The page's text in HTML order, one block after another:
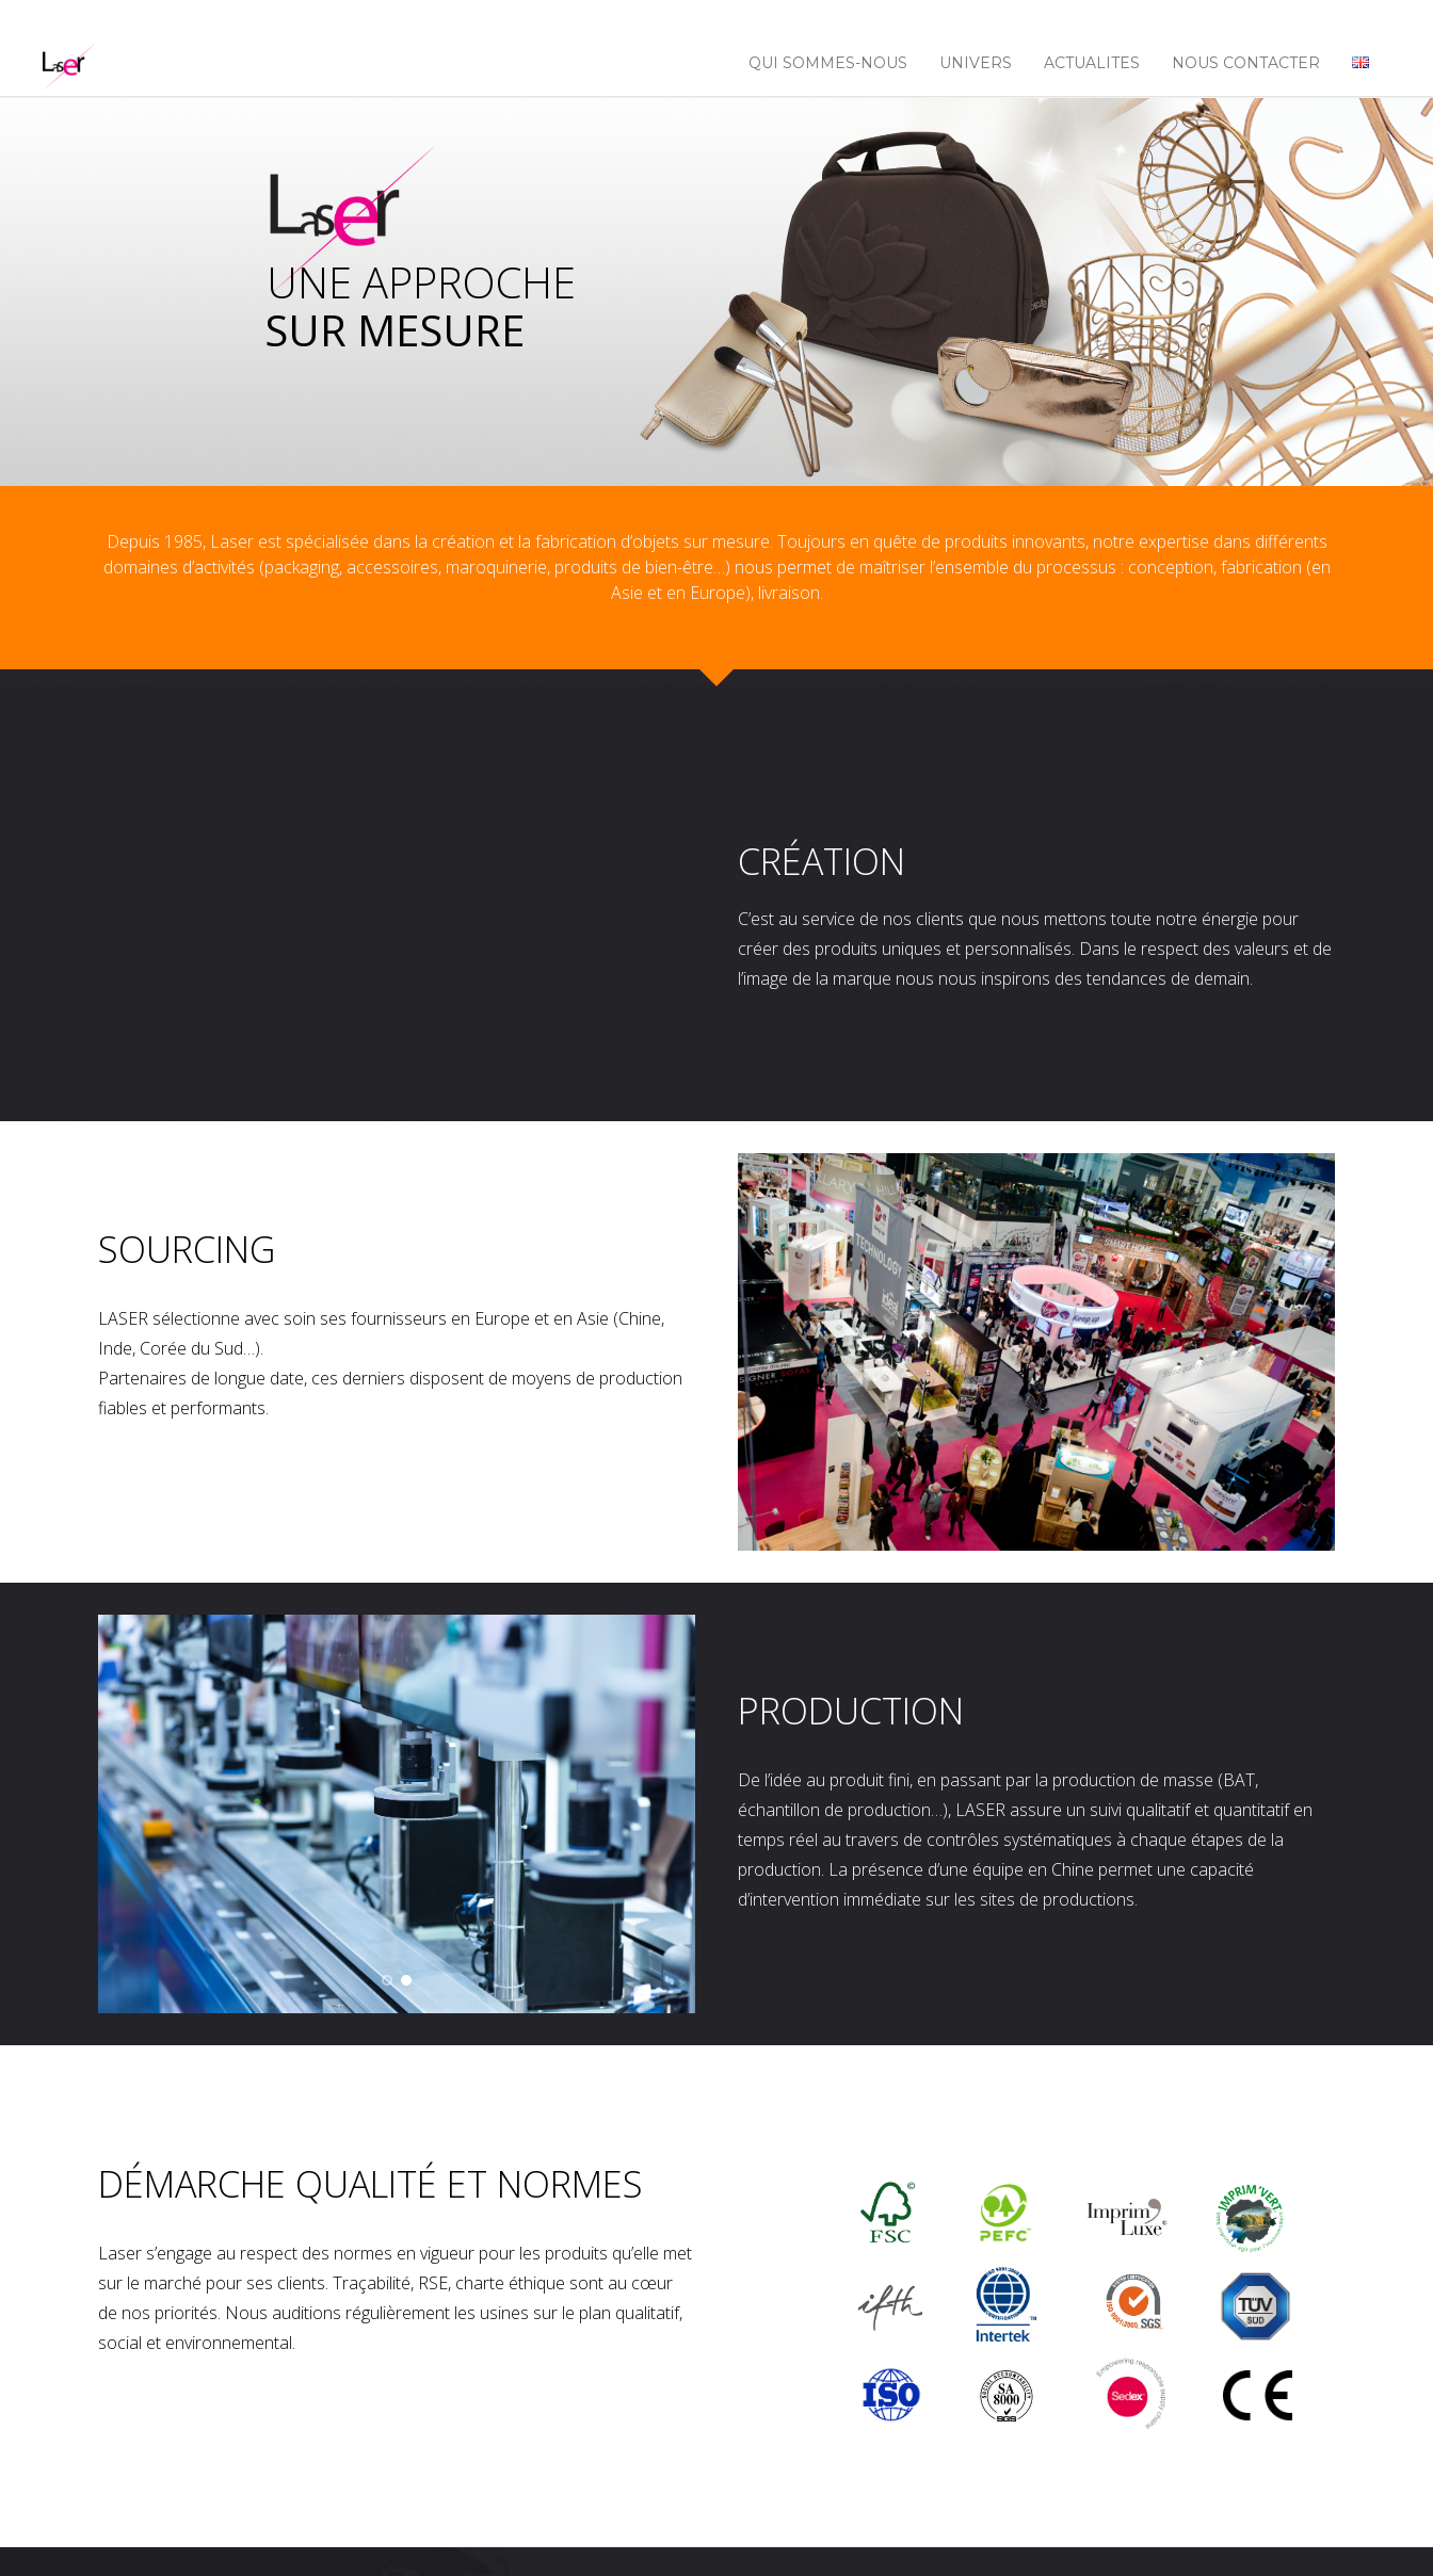
QUI SOMMES-NOUS UNIVERS ACTUALITES NOUS CONTACTER
SUR MESURE
UNE APPROCHE
Depuis 1985, Laser est spécialisée dans la création et la fabrication d’objets sur mesure. Toujours en quête de produits innovants, notre expertise dans différents
domaines d’activités (packaging, accessoires, maroquinerie, produits de bien-être…) nous permet de maîtriser l’ensemble du processus : conception, fabrication (en
Asie et en Europe), livraison.
CRÉATION
C’est au service de nos clients que nous mettons toute notre énergie pour
créer des produits uniques et personnalisés. Dans le respect des valeurs et de
l’image de la marque nous nous inspirons des tendances de demain.
SOURCING
LASER sélectionne avec soin ses fournisseurs en Europe et en Asie (Chine,
Inde, Corée du Sud…).
Partenaires de longue date, ces derniers disposent de moyens de production
fiables et performants.
PRODUCTION
De l’idée au produit fini, en passant par la production de masse (BAT,
échantillon de production…), LASER assure un suivi qualitatif et quantitatif en
temps réel au travers de contrôles systématiques à chaque étapes de la
production. La présence d’une équipe en Chine permet une capacité
d’intervention immédiate sur les sites de productions.
DÉMARCHE QUALITÉ ET NORMES
Laser s’engage au respect des normes en vigueur pour les produits qu’elle met
sur le marché pour ses clients. Traçabilité, RSE, charte éthique sont au cœur
de nos priorités. Nous auditions régulièrement les usines sur le plan qualitatif,
social et environnemental.